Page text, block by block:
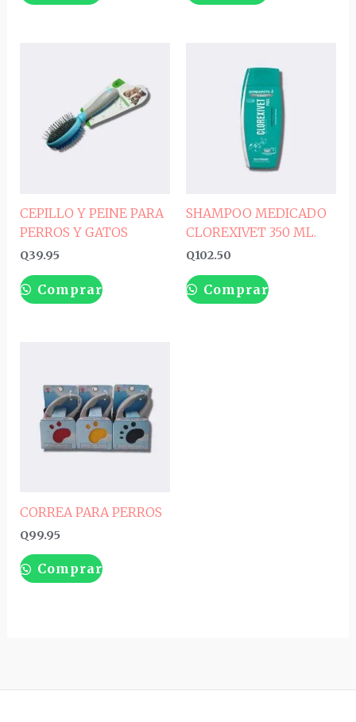
CEPILLO Y PEINE PARA
PERROS Y GATOS
Q39.95
Comprar
SHAMPOO MEDICADO
CLOREXIVET 350 ML.
Q102.50
Comprar
CORREA PARA PERROS
Q99.95
Comprar